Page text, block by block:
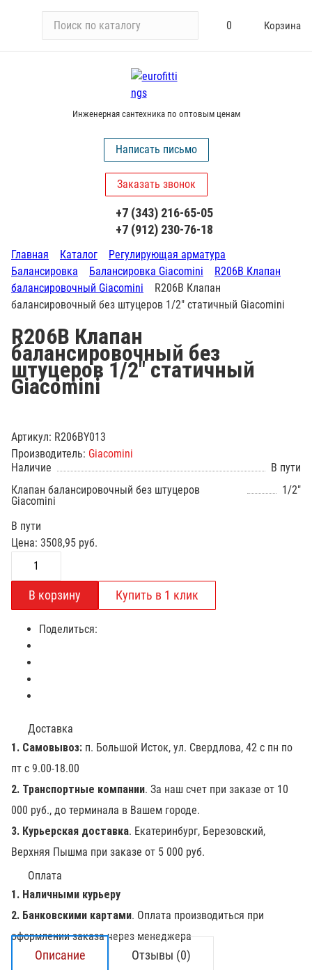
и
у
0 Корзина
Инженерная сантехника по оптовым ценам
Написать письмо
Заказать звонок
+7 (343) 216-65-05
+7 (912) 230-76-18
Главная Каталог
Регулирующая арматура
Балансировка
Балансировка Giacomini
R206B Клапан
балансировочный Giacomini
R206B Клапан
балансировочный без штуцеров 1/2" статичный Giacomini
R206B Клапан
балансировочный без
штуцеров 1/2" статичный
Giacomini
Артикул: R206BY013
Производитель: Giacomini
Наличие
В пути
Клапан балансировочный без штуцеров
Giacomini
1/2"
В пути
Цена: 3508,95 руб.
Поделиться:
Доставка
1. Самовывоз: п. Большой Исток, ул. Свердлова, 42 с пн по
пт с 9.00-18.00
2. Транспортные компании. За наш счет при заказе от 10
000 руб., до терминала в Вашем городе.
3. Курьерская доставка. Екатеринбург, Березовский,
Верхняя Пышма при заказе от 5 000 руб.
Оплата
1. Наличными курьеру
2. Банковскими картами. Оплата производиться при
оформлении заказа через менеджера
Описание Отзывы (0)